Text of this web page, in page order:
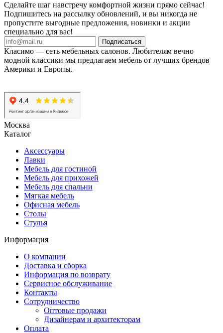
Сделайте шаг навстречу комфортной жизни прямо сейчас!
Подпишитесь на рассылку обновлений, и вы никогда не
пропустите выгодные предложения, новинки и акции
специально для вас!
Подписаться
Класимо — cеть мебельных салонов. Любителям вечно
модной классики мы предлагаем мебель от лучших брендов
Америки и Европы.
Москва
Каталог
Аксессуары
Лавки
Мебель для гостиной
Мебель для прихожей
Мебель для спальни
Мягкая мебель
Офисная мебель
Столы
Стулья
Информация
О компании
Доставка и сборка
Информация по возврату
Сервисное обслуживание
Контакты
Сотрудничество
Оптовые продажи
Дизайнерам и архитекторам
Оплата